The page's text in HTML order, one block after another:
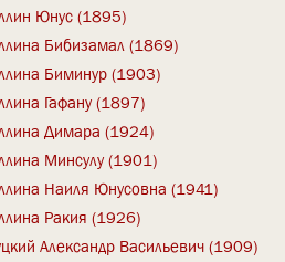
Юнус (1895)
Бибизамал (1869)
Биминур (1903)
Гафану (1897)
Димара (1924)
Минсулу (1901)
Наиля Юнусовна (1941)
Ракия (1926)
Александр Васильевич (1909)